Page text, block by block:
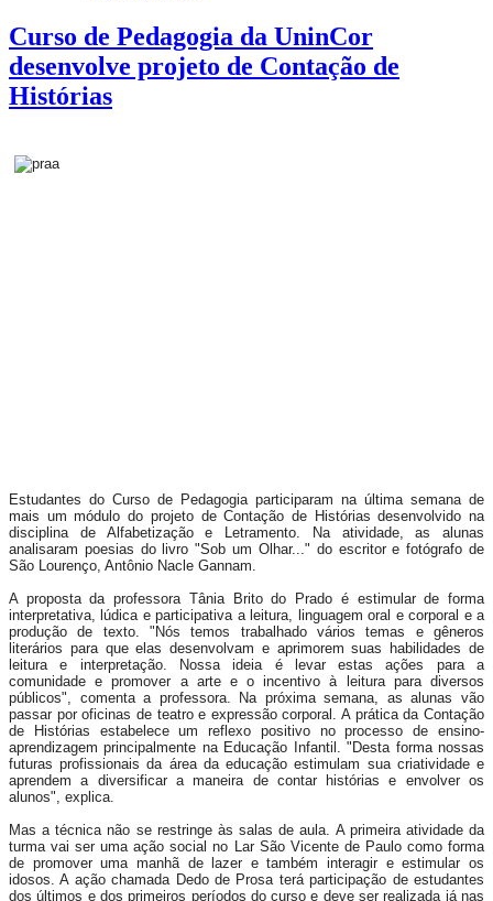
Curso de Pedagogia da UninCor
desenvolve projeto de Contação de
Histórias
Estudantes do Curso de Pedagogia participaram na última semana de
mais um módulo do projeto de Contação de Histórias desenvolvido na
disciplina de Alfabetização e Letramento. Na atividade, as alunas
analisaram poesias do livro "Sob um Olhar..." do escritor e fotógrafo de
São Lourenço, Antônio Nacle Gannam.
A proposta da professora Tânia Brito do Prado é estimular de forma
interpretativa, lúdica e participativa a leitura, linguagem oral e corporal e a
produção de texto. "Nós temos trabalhado vários temas e gêneros
literários para que elas desenvolvam e aprimorem suas habilidades de
leitura e interpretação. Nossa ideia é levar estas ações para a
comunidade e promover a arte e o incentivo à leitura para diversos
públicos", comenta a professora. Na próxima semana, as alunas vão
passar por oficinas de teatro e expressão corporal. A prática da Contação
de Histórias estabelece um reflexo positivo no processo de ensino-
aprendizagem principalmente na Educação Infantil. "Desta forma nossas
futuras profissionais da área da educação estimulam sua criatividade e
aprendem a diversificar a maneira de contar histórias e envolver os
alunos", explica.
Mas a técnica não se restringe às salas de aula. A primeira atividade da
turma vai ser uma ação social no Lar São Vicente de Paulo como forma
de promover uma manhã de lazer e também interagir e estimular os
idosos. A ação chamada Dedo de Prosa terá participação de estudantes
dos últimos e dos primeiros períodos do curso e deve ser realizada já nas